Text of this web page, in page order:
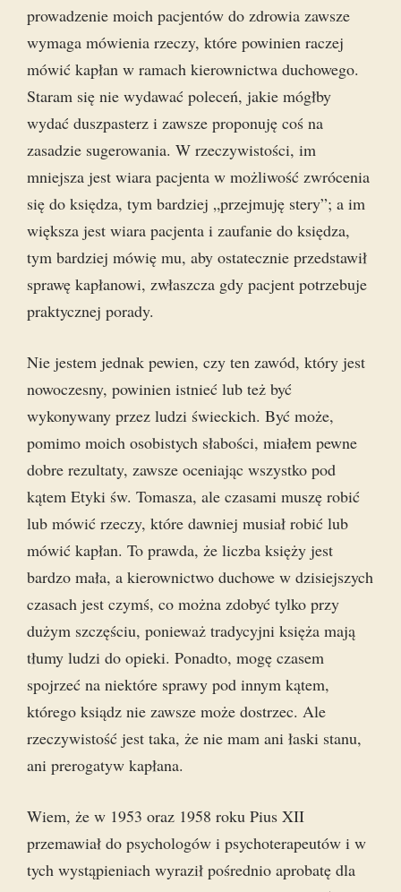
prowadzenie moich pacjentów do zdrowia zawsze
wymaga mówienia rzeczy, które powinien raczej
mówić kapłan w ramach kierownictwa duchowego.
Staram się nie wydawać poleceń, jakie mógłby
wydać duszpasterz i zawsze proponuję coś na
zasadzie sugerowania. W rzeczywistości, im
mniejsza jest wiara pacjenta w możliwość zwrócenia
się do księdza, tym bardziej „przejmuję stery”; a im
większa jest wiara pacjenta i zaufanie do księdza,
tym bardziej mówię mu, aby ostatecznie przedstawił
sprawę kapłanowi, zwłaszcza gdy pacjent potrzebuje
praktycznej porady.
Nie jestem jednak pewien, czy ten zawód, który jest
nowoczesny, powinien istnieć lub też być
wykonywany przez ludzi świeckich. Być może,
pomimo moich osobistych słabości, miałem pewne
dobre rezultaty, zawsze oceniając wszystko pod
kątem Etyki św. Tomasza, ale czasami muszę robić
lub mówić rzeczy, które dawniej musiał robić lub
mówić kapłan. To prawda, że liczba księży jest
bardzo mała, a kierownictwo duchowe w dzisiejszych
czasach jest czymś, co można zdobyć tylko przy
dużym szczęściu, ponieważ tradycyjni księża mają
tłumy ludzi do opieki. Ponadto, mogę czasem
spojrzeć na niektóre sprawy pod innym kątem,
którego ksiądz nie zawsze może dostrzec. Ale
rzeczywistość jest taka, że nie mam ani łaski stanu,
ani prerogatyw kapłana.
Wiem, że w 1953 oraz 1958 roku Pius XII
przemawiał do psychologów i psychoterapeutów i w
tych wystąpieniach wyraził pośrednio aprobatę dla